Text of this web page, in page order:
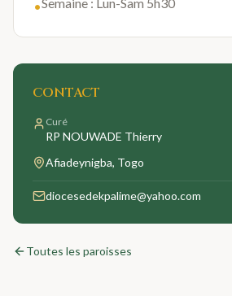
•
CONTACT
Curé
RP NOUWADE Thierry
Afiadeynigba, Togo
diocesedekpalime@yahoo.com
Toutes les paroisses